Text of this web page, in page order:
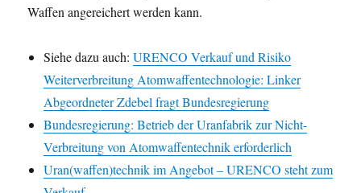
Waffen angereichert werden kann.
Siehe dazu auch:URENCO Verkauf und Risiko
Weiterverbreitung Atomwaffentechnologie: Linker
Abgeordneter Zdebel fragt Bundesregierung
Bundesregierung: Betrieb der Uranfabrik zur Nicht-
Verbreitung von Atomwaffentechnik erforderlich
Uran(waffen)technik im Angebot – URENCO steht zum